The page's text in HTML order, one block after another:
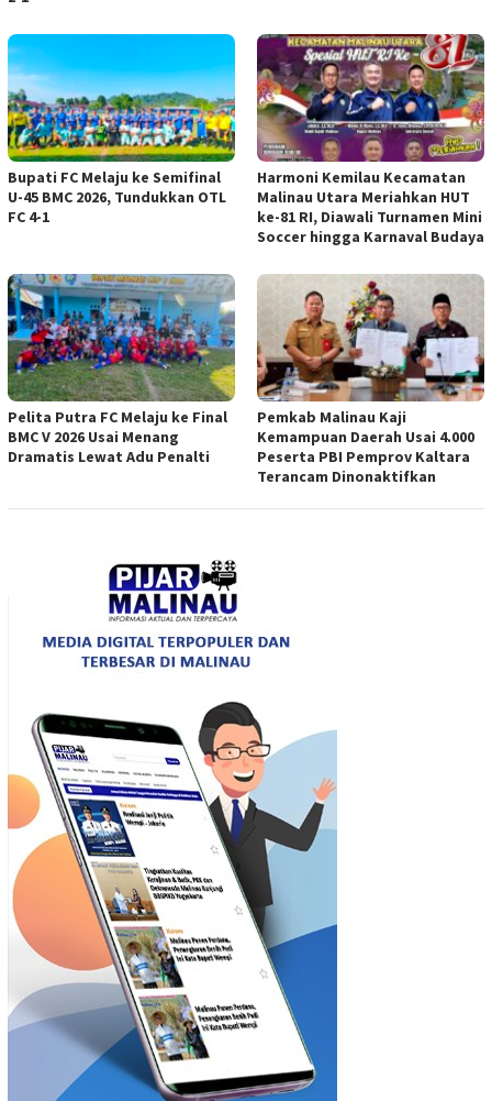
Bupati FC Melaju ke Semifinal
U-45 BMC 2026, Tundukkan OTL
FC 4-1
Harmoni Kemilau Kecamatan
Malinau Utara Meriahkan HUT
ke-81 RI, Diawali Turnamen Mini
Soccer hingga Karnaval Budaya
Pelita Putra FC Melaju ke Final
BMC V 2026 Usai Menang
Dramatis Lewat Adu Penalti
Pemkab Malinau Kaji
Kemampuan Daerah Usai 4.000
Peserta PBI Pemprov Kaltara
Terancam Dinonaktifkan